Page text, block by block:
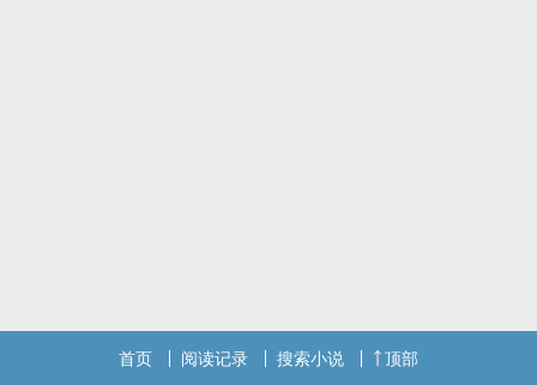
首页 阅读记录 搜索小说 顶部